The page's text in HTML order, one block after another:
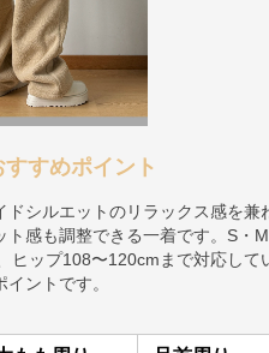
すめポイント
シルエットのリラックス感を兼
感も調整できる一着です。S・M
ヒップ108〜120cmまで対応して
ントです。